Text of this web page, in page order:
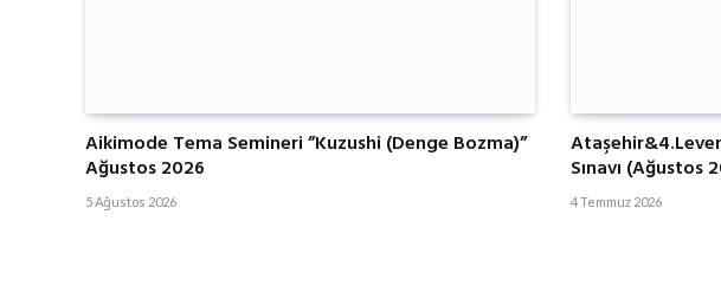
Aikimode Tema Semineri ”Kuzushi (Denge Bozma)”
Ağustos 2026
5 Ağustos 2026
Sınavı (Ağustos
4 Temmuz 2026